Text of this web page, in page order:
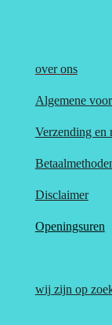
over ons
Algemene
Verzending en
Disclaimer
Openingsuren
wij zijn op